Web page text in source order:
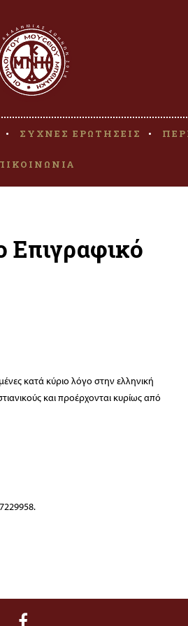
ΣΥΧΝΕΣ ΕΡΩΤΗΣΕΙΣ
κατά κύριο λόγο στην ελληνική
και προέρχονται κυρίως από